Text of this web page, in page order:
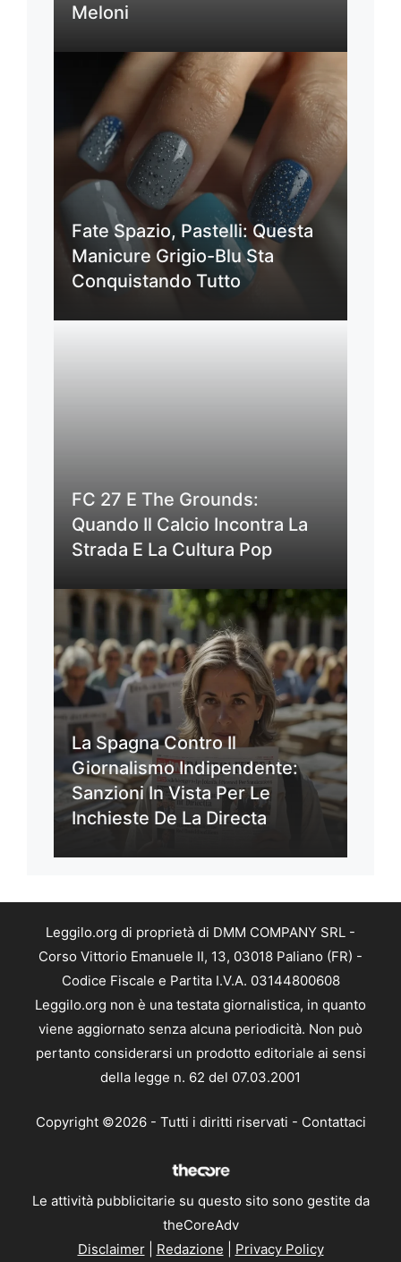
Meloni
Fate Spazio, Pastelli: Questa
Manicure Grigio-Blu Sta
Conquistando Tutto
FC 27 E The Grounds:
Quando Il Calcio Incontra La
Strada E La Cultura Pop
La Spagna Contro Il
Giornalismo Indipendente:
Sanzioni In Vista Per Le
Inchieste De La Directa
Leggilo.org di proprietà di DMM COMPANY SRL -
Corso Vittorio Emanuele II, 13, 03018 Paliano (FR) -
Codice Fiscale e Partita I.V.A. 03144800608
Leggilo.org non è una testata giornalistica, in quanto
viene aggiornato senza alcuna periodicità. Non può
pertanto considerarsi un prodotto editoriale ai sensi
della legge n. 62 del 07.03.2001
Copyright ©2026 - Tutti i diritti riservati - Contattaci
Le attività pubblicitarie su questo sito sono gestite da
theCoreAdv
Disclaimer| Redazione Privacy Policy